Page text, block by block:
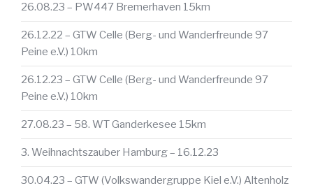
26.08.23 – PW447 Bremerhaven 15km
26.12.22 – GTW Celle (Berg- und Wanderfreunde 97
Peine e.V.) 10km
26.12.23 – GTW Celle (Berg- und Wanderfreunde 97
Peine e.V.) 10km
27.08.23 – 58. WT Ganderkesee 15km
3. Weihnachtszauber Hamburg – 16.12.23
30.04.23 – GTW (Volkswandergruppe Kiel e.V.) Altenholz